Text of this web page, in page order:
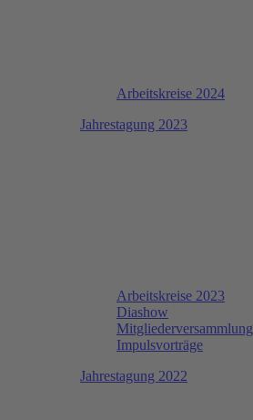
Arbeitskreise 2024
Jahrestagung 2023
Arbeitskreise 2023
Diashow
Mitgliederversammlung
Impulsvorträge
Jahrestagung 2022